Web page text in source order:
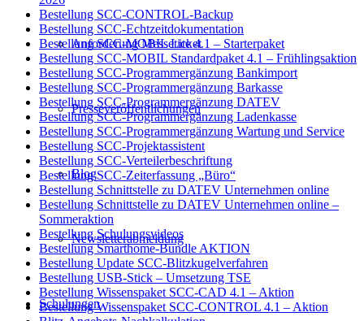
Anforderung Messeticket
Presseveröffentlichungen
Blog
Newsletterabmeldung
Schulungen
Bestellung SCC-CONTROL-Backup
Bestellung SCC-Echtzeitdokumentation
Bestellung SCC-MOBIL Lite 4.1 – Starterpaket
Bestellung SCC-MOBIL Standardpaket 4.1 – Frühlingsaktion
Bestellung SCC-Programmergänzung Bankimport
Bestellung SCC-Programmergänzung Barkasse
Bestellung SCC-Programmergänzung DATEV
Bestellung SCC-Programmergänzung Ladenkasse
Bestellung SCC-Programmergänzung Wartung und Service
Bestellung SCC-Projektassistent
Bestellung SCC-Verteilerbeschriftung
Bestellung SCC-Zeiterfassung „Büro“
Bestellung Schnittstelle zu DATEV Unternehmen online
Bestellung Schnittstelle zu DATEV Unternehmen online –
Sommeraktion
Bestellung Schulungsvideos
Bestellung Smarthome-Bundle AKTION
Bestellung Update SCC-Blitzkugelverfahren
Bestellung USB-Stick – Umsetzung TSE
Bestellung Wissenspaket SCC-CAD 4.1 – Aktion
Bestellung Wissenspaket SCC-CONTROL 4.1 – Aktion